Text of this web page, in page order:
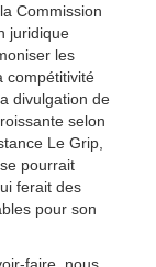
Commission
juridique
les
compétitivité
divulgation de
selon
Le Grip,
pourrait
ferait des
pour son
faire, nous